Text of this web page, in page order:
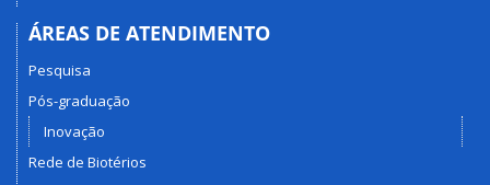
ÁREAS DE ATENDIMENTO
Pesquisa
Pós-graduação
Inovação
Rede de Biotérios